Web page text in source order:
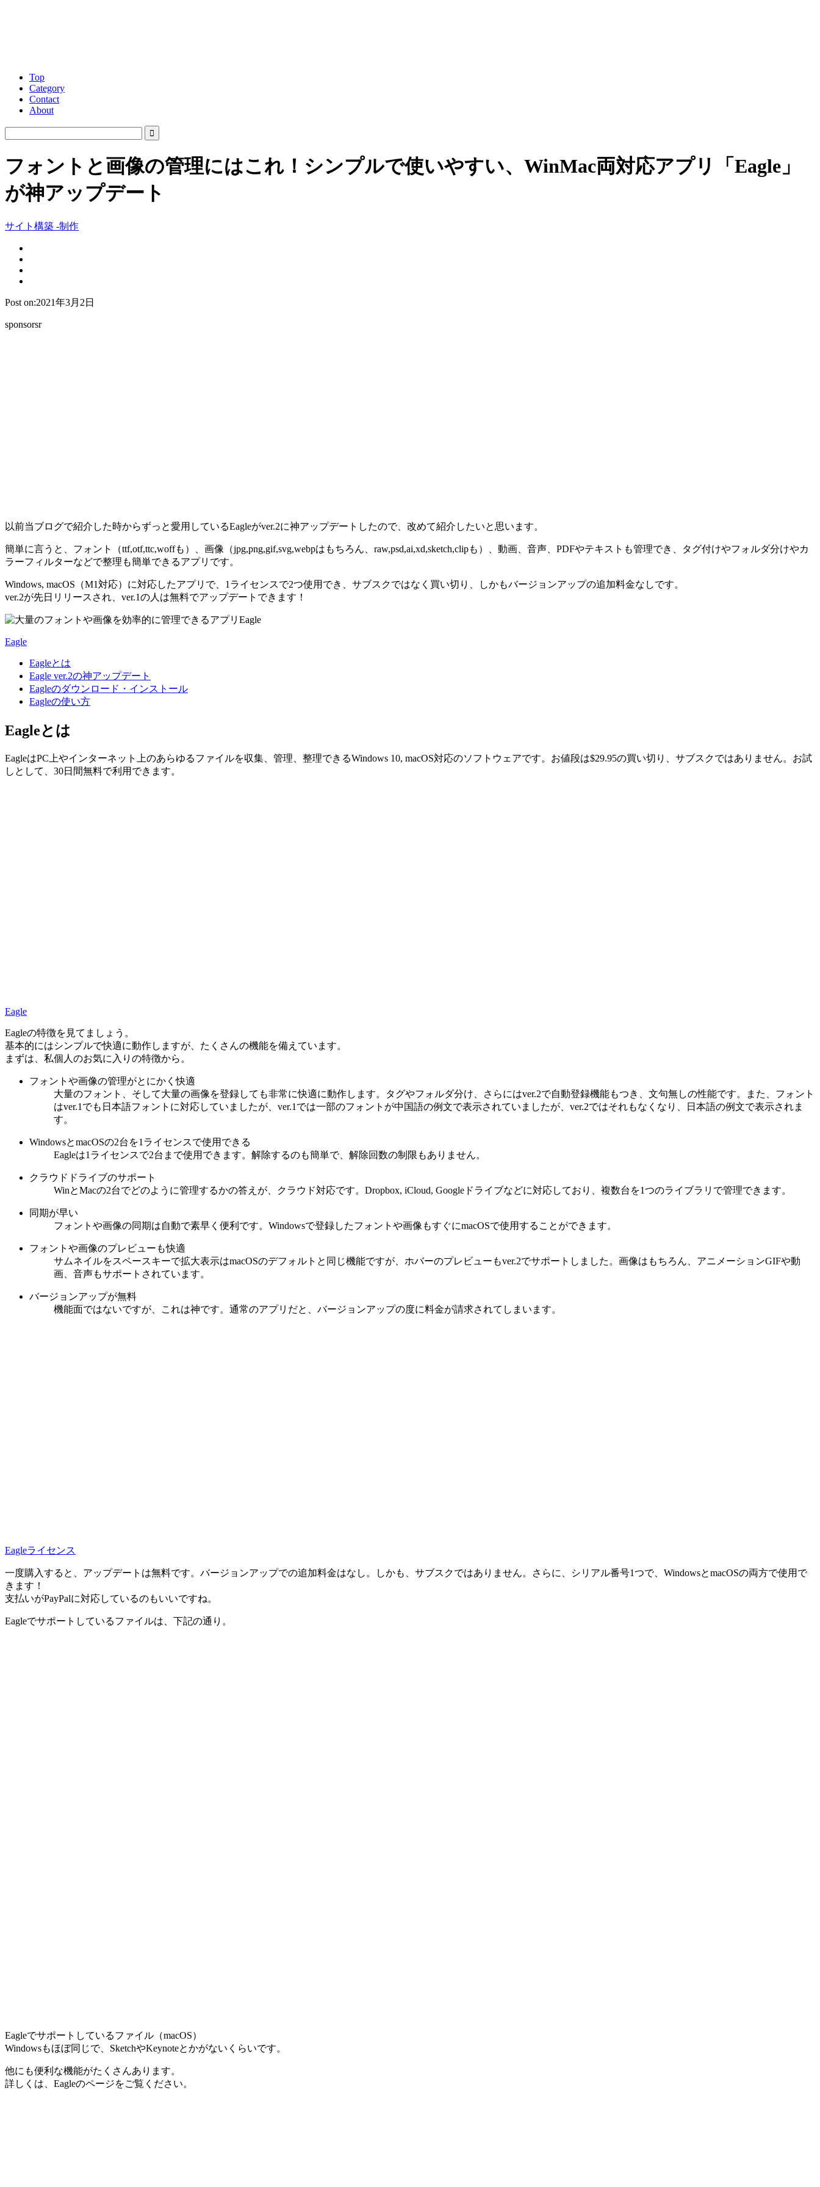
Top
Category
Contact
About
フォントと画像の管理にはこれ！シンプルで使いやすい、WinMac両対応アプリ「Eagle」
が神アップデート
サイト構築 -制作
Post on:2021年3月2日
sponsorsr
以前当ブログで紹介した時からずっと愛用しているEagleがver.2に神アップデートしたので、改めて紹介したいと思います。
簡単に言うと、フォント（ttf,otf,ttc,woffも）、画像（jpg,png,gif,svg,webpはもちろん、raw,psd,ai,xd,sketch,clipも）、動画、音声、PDFやテキストも管理でき、タグ付けやフォルダ分けやカ
ラーフィルターなどで整理も簡単できるアプリです。
Windows, macOS（M1対応）に対応したアプリで、1ライセンスで2つ使用でき、サブスクではなく買い切り、しかもバージョンアップの追加料金なしです。
ver.2が先日リリースされ、ver.1の人は無料でアップデートできます！
Eagle
Eagleとは
Eagle ver.2の神アップデート
Eagleのダウンロード・インストール
Eagleの使い方
Eagleとは
EagleはPC上やインターネット上のあらゆるファイルを収集、管理、整理できるWindows 10, macOS対応のソフトウェアです。お値段は$29.95の買い切り、サブスクではありません。お試
しとして、30日間無料で利用できます。
Eagle
Eagleの特徴を見てましょう。
基本的にはシンプルで快適に動作しますが、たくさんの機能を備えています。
まずは、私個人のお気に入りの特徴から。
フォントや画像の管理がとにかく快適
大量のフォント、そして大量の画像を登録しても非常に快適に動作します。タグやフォルダ分け、さらにはver.2で自動登録機能もつき、文句無しの性能です。また、フォント
はver.1でも日本語フォントに対応していましたが、ver.1では一部のフォントが中国語の例文で表示されていましたが、ver.2ではそれもなくなり、日本語の例文で表示されま
す。
WindowsとmacOSの2台を1ライセンスで使用できる
Eagleは1ライセンスで2台まで使用できます。解除するのも簡単で、解除回数の制限もありません。
クラウドドライブのサポート
WinとMacの2台でどのように管理するかの答えが、クラウド対応です。Dropbox, iCloud, Googleドライブなどに対応しており、複数台を1つのライブラリで管理できます。
同期が早い
フォントや画像の同期は自動で素早く便利です。Windowsで登録したフォントや画像もすぐにmacOSで使用することができます。
フォントや画像のプレビューも快適
サムネイルをスペースキーで拡大表示はmacOSのデフォルトと同じ機能ですが、ホバーのプレビューもver.2でサポートしました。画像はもちろん、アニメーションGIFや動
画、音声もサポートされています。
バージョンアップが無料
機能面ではないですが、これは神です。通常のアプリだと、バージョンアップの度に料金が請求されてしまいます。
Eagleライセンス
一度購入すると、アップデートは無料です。バージョンアップでの追加料金はなし。しかも、サブスクではありません。さらに、シリアル番号1つで、WindowsとmacOSの両方で使用で
きます！
支払いがPayPalに対応しているのもいいですね。
Eagleでサポートしているファイルは、下記の通り。
Eagleでサポートしているファイル（macOS）
Windowsもほぼ同じで、SketchやKeynoteとかがないくらいです。
他にも便利な機能がたくさんあります。
詳しくは、Eagleのページをご覧ください。